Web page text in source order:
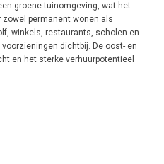
groene tuinomgeving, wat het
permanent wonen als
winkels, restaurants, scholen en
dichtbij. De oost- en
en het sterke verhuurpotentieel